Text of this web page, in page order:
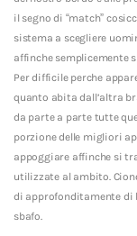
il segno di “match”
sistema a scegliere
affinche semplicemente
Per difficile perche
quanto abita dall’altra
da parte a parte tutte
porzione delle migliori
appoggiare affinche si
utilizzate al ambito.
di approfonditamente di
sbafo.